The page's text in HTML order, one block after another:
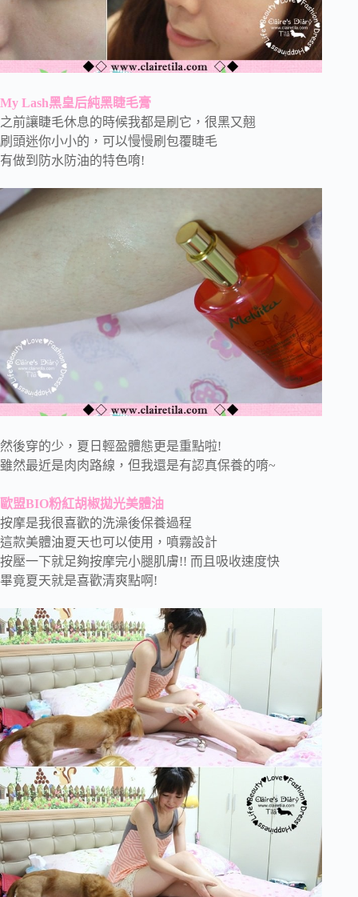
My Lash黑皇后純黑睫毛膏
之前讓睫毛休息的時候我都是刷它，很黑又翹
刷頭迷你小小的，可以慢慢刷包覆睫毛
有做到防水防油的特色唷!
然後穿的少，夏日輕盈體態更是重點啦!
雖然最近是肉肉路線，但我還是有認真保養的唷~
歐盟BIO粉紅胡椒拋光美體油
按摩是我很喜歡的洗澡後保養過程
這款美體油夏天也可以使用，噴霧設計
按壓一下就足夠按摩完小腿肌膚!! 而且吸收速度快
畢竟夏天就是喜歡清爽點啊!